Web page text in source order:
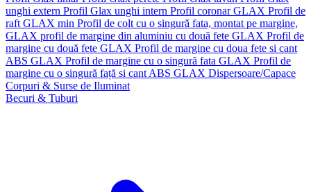
unghi extern Profil Glax unghi intern Profil coronar GLAX Profil de
raft GLAX min Profil de colt cu o singură fata, montat pe margine,
GLAX profil de margine din aluminiu cu două fete GLAX Profil de
margine cu două fete GLAX Profil de margine cu doua fete si cant
ABS GLAX Profil de margine cu o singură fata GLAX Profil de
margine cu o singură față si cant ABS GLAX Dispersoare/Capace
Corpuri & Surse de Iluminat
Becuri & Tuburi